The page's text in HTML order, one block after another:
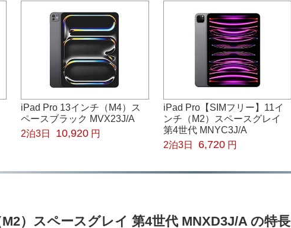
iPad Pro 13インチ（M4）ス
ペースブラック MVX23J/A
2泊3日
10,920 円
iPad Pro【SIMフリー】11イ
ンチ（M2）スペースグレイ
第4世代 MNYC3J/A
2泊3日
6,720 円
）スペースグレイ 第4世代 MNXD3J/A の特長